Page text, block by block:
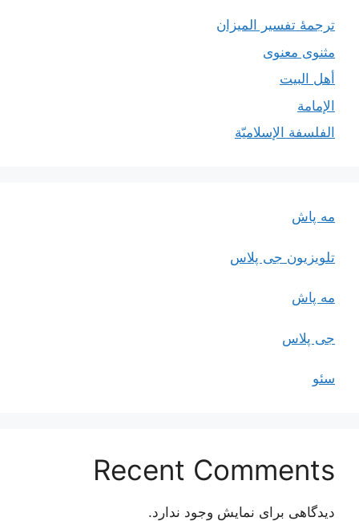
ترجمۀ تفسیر المیزان
مثنوی معنوی
أهل البيت
الإمامة
الفلسفة الإسلاميّة
مه پاش
تلویزیون جی پلاس
مه پاش
جی پلاس
سئو
Recent Comments
دیدگاهی برای نمایش وجود ندارد.